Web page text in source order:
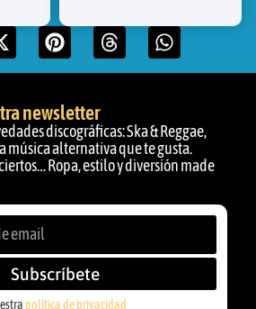
newsletter
discográficas: Ska & Reggae,
música alternativa que te gusta.
Ropa, estilo y diversión made
política de privacidad
Subscríbete